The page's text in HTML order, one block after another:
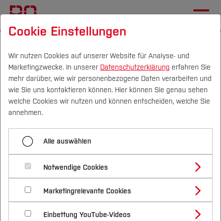
Campus Personen DE|EN Quicklinks
Studium
Studienangebote
Bachelorstudiengänge
Masterstudiengänge
Vor dem Studium
Bewerben & Einschreiben
Bewerbungsportal
Im Studium
Studienbüros und Prüfungen
Nach dem Studium
Forschung & Transfer
Profil
Forschungs- und Transferprofil
Schwerpunkte (FuT)
Beratung & Förderung
Nachhaltigkeit
Nachhaltigkeit studieren
International
Mechatronik und Maschinenbau
International
Internationale Konsortien
Menü aufklappen
Aktuelles
Outgoing Students
Internationale Partnerhochschulen
Konsortien mit
internationalen
Hochschulen
Cookie Einstellungen
Wir nutzen Cookies auf unserer Website für Analyse- und
Marketingzwecke. In unserer Datenschutzerklärung erfahren Sie
mehr darüber, wie wir personenbezogene Daten verarbeiten und
wie Sie uns kontaktieren können. Hier können Sie genau sehen
welche Cookies wir nutzen und können entscheiden, welche Sie
annehmen.
Alle auswählen
Notwendige Cookies
Marketingrelevante Cookies
Einbettung YouTube-Videos